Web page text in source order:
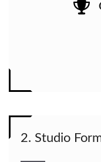
2. Studio